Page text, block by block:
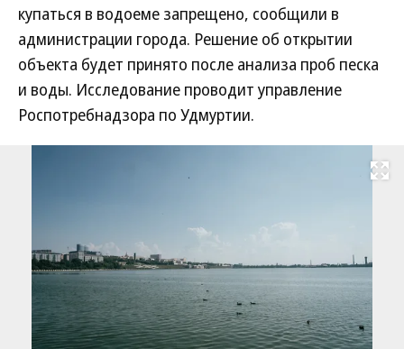
купаться в водоеме запрещено, сообщили в
администрации города. Решение об открытии
объекта будет принято после анализа проб песка
и воды. Исследование проводит управление
Роспотребнадзора по Удмуртии.
Развернуть